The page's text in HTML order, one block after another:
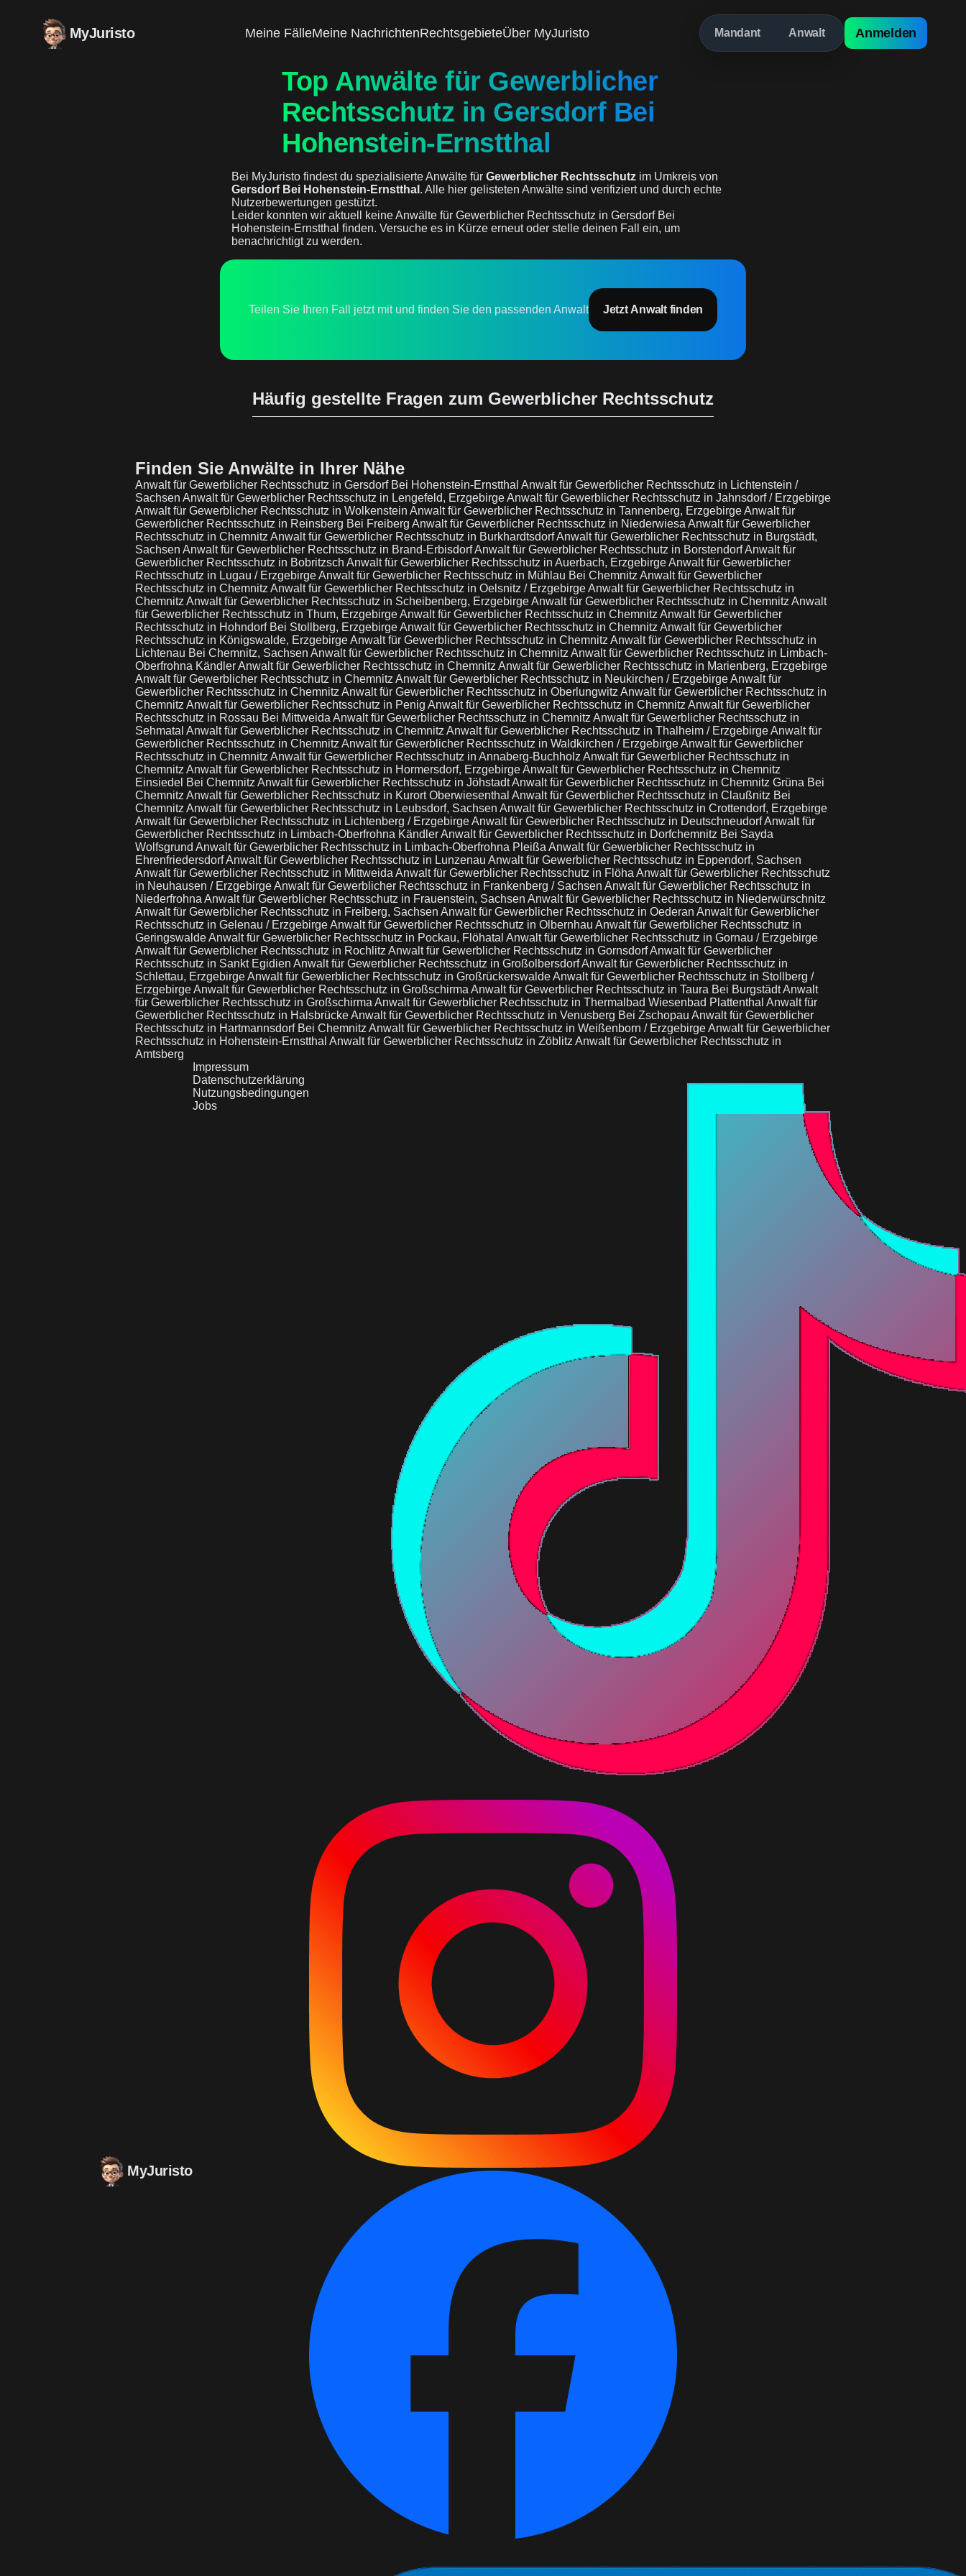
MyJuristo Meine FälleMeine NachrichtenRechtsgebieteÜber MyJuristo Mandant Anwalt Anmelden
Top Anwälte für Gewerblicher
Rechtsschutz in Gersdorf Bei
Hohenstein-Ernstthal
Bei MyJuristo findest du spezialisierte Anwälte für Gewerblicher Rechtsschutz im Umkreis von
Gersdorf Bei Hohenstein-Ernstthal . Alle hier gelisteten Anwälte sind verifiziert und durch echte
Nutzerbewertungen gestützt.
Leider konnten wir aktuell keine Anwälte für Gewerblicher Rechtsschutz in Gersdorf Bei
Hohenstein-Ernstthal finden. Versuche es in Kürze erneut oder stelle deinen Fall ein, um
benachrichtigt zu werden.
Teilen Sie Ihren Fall jetzt mit und finden Sie den passenden Anwalt Jetzt Anwalt finden
Häufig gestellte Fragen zum Gewerblicher Rechtsschutz
Finden Sie Anwälte in Ihrer Nähe
Anwalt für Gewerblicher Rechtsschutz in Gersdorf Bei Hohenstein-Ernstthal Anwalt für Gewerblicher Rechtsschutz in Lichtenstein /
Sachsen Anwalt für Gewerblicher Rechtsschutz in Lengefeld, ErzgebirgeAnwalt für Gewerblicher Rechtsschutz in Jahnsdorf / Erzgebirge
Anwalt für Gewerblicher Rechtsschutz in Wolkenstein Anwalt für Gewerblicher Rechtsschutz in Tannenberg, ErzgebirgeAnwalt für
Gewerblicher Rechtsschutz in Reinsberg Bei Freiberg Anwalt für Gewerblicher Rechtsschutz in Niederwiesa Anwalt für Gewerblicher
Rechtsschutz in Chemnitz Anwalt für Gewerblicher Rechtsschutz in BurkhardtsdorfAnwalt für Gewerblicher Rechtsschutz in Burgstädt,
Sachsen Anwalt für Gewerblicher Rechtsschutz in Brand-ErbisdorfAnwalt für Gewerblicher Rechtsschutz in BorstendorfAnwalt für
Gewerblicher Rechtsschutz in Bobritzsch Anwalt für Gewerblicher Rechtsschutz in Auerbach, ErzgebirgeAnwalt für Gewerblicher
Rechtsschutz in Lugau / ErzgebirgeAnwalt für Gewerblicher Rechtsschutz in Mühlau Bei Chemnitz Anwalt für Gewerblicher
Rechtsschutz in Chemnitz Anwalt für Gewerblicher Rechtsschutz in Oelsnitz / ErzgebirgeAnwalt für Gewerblicher Rechtsschutz in
Chemnitz Anwalt für Gewerblicher Rechtsschutz in Scheibenberg, ErzgebirgeAnwalt für Gewerblicher Rechtsschutz in Chemnitz Anwalt
für Gewerblicher Rechtsschutz in Thum, ErzgebirgeAnwalt für Gewerblicher Rechtsschutz in Chemnitz Anwalt für Gewerblicher
Rechtsschutz in Hohndorf Bei Stollberg, ErzgebirgeAnwalt für Gewerblicher Rechtsschutz in Chemnitz Anwalt für Gewerblicher
Rechtsschutz in Königswalde, ErzgebirgeAnwalt für Gewerblicher Rechtsschutz in Chemnitz Anwalt für Gewerblicher Rechtsschutz in
Lichtenau Bei Chemnitz, Sachsen Anwalt für Gewerblicher Rechtsschutz in Chemnitz Anwalt für Gewerblicher Rechtsschutz in Limbach-
Oberfrohna KändlerAnwalt für Gewerblicher Rechtsschutz in Chemnitz Anwalt für Gewerblicher Rechtsschutz in Marienberg, Erzgebirge
Anwalt für Gewerblicher Rechtsschutz in Chemnitz Anwalt für Gewerblicher Rechtsschutz in Neukirchen / ErzgebirgeAnwalt für
Gewerblicher Rechtsschutz in Chemnitz Anwalt für Gewerblicher Rechtsschutz in Oberlungwitz Anwalt für Gewerblicher Rechtsschutz in
Chemnitz Anwalt für Gewerblicher Rechtsschutz in Penig Anwalt für Gewerblicher Rechtsschutz in Chemnitz Anwalt für Gewerblicher
Rechtsschutz in Rossau Bei Mittweida Anwalt für Gewerblicher Rechtsschutz in Chemnitz Anwalt für Gewerblicher Rechtsschutz in
Sehmatal Anwalt für Gewerblicher Rechtsschutz in Chemnitz Anwalt für Gewerblicher Rechtsschutz in Thalheim / ErzgebirgeAnwalt für
Gewerblicher Rechtsschutz in Chemnitz Anwalt für Gewerblicher Rechtsschutz in Waldkirchen / ErzgebirgeAnwalt für Gewerblicher
Rechtsschutz in Chemnitz Anwalt für Gewerblicher Rechtsschutz in Annaberg-Buchholz Anwalt für Gewerblicher Rechtsschutz in
Chemnitz Anwalt für Gewerblicher Rechtsschutz in Hormersdorf, ErzgebirgeAnwalt für Gewerblicher Rechtsschutz in Chemnitz
Einsiedel Bei Chemnitz Anwalt für Gewerblicher Rechtsschutz in JöhstadtAnwalt für Gewerblicher Rechtsschutz in Chemnitz Grüna Bei
Chemnitz Anwalt für Gewerblicher Rechtsschutz in Kurort Oberwiesenthal Anwalt für Gewerblicher Rechtsschutz in Claußnitz Bei
Chemnitz Anwalt für Gewerblicher Rechtsschutz in Leubsdorf, Sachsen Anwalt für Gewerblicher Rechtsschutz in Crottendorf, Erzgebirge
Anwalt für Gewerblicher Rechtsschutz in Lichtenberg / ErzgebirgeAnwalt für Gewerblicher Rechtsschutz in DeutschneudorfAnwalt für
Gewerblicher Rechtsschutz in Limbach-Oberfrohna KändlerAnwalt für Gewerblicher Rechtsschutz in Dorfchemnitz Bei Sayda
Wolfsgrund Anwalt für Gewerblicher Rechtsschutz in Limbach-Oberfrohna Pleißa Anwalt für Gewerblicher Rechtsschutz in
EhrenfriedersdorfAnwalt für Gewerblicher Rechtsschutz in Lunzenau Anwalt für Gewerblicher Rechtsschutz in Eppendorf, Sachsen
Anwalt für Gewerblicher Rechtsschutz in Mittweida Anwalt für Gewerblicher Rechtsschutz in Flöha Anwalt für Gewerblicher Rechtsschutz
in Neuhausen / ErzgebirgeAnwalt für Gewerblicher Rechtsschutz in Frankenberg / Sachsen Anwalt für Gewerblicher Rechtsschutz in
Niederfrohna Anwalt für Gewerblicher Rechtsschutz in Frauenstein, Sachsen Anwalt für Gewerblicher Rechtsschutz in Niederwürschnitz
Anwalt für Gewerblicher Rechtsschutz in Freiberg, Sachsen Anwalt für Gewerblicher Rechtsschutz in Oederan Anwalt für Gewerblicher
Rechtsschutz in Gelenau / ErzgebirgeAnwalt für Gewerblicher Rechtsschutz in Olbernhau Anwalt für Gewerblicher Rechtsschutz in
GeringswaldeAnwalt für Gewerblicher Rechtsschutz in Pockau, Flöhatal Anwalt für Gewerblicher Rechtsschutz in Gornau / Erzgebirge
Anwalt für Gewerblicher Rechtsschutz in Rochlitz Anwalt für Gewerblicher Rechtsschutz in GornsdorfAnwalt für Gewerblicher
Rechtsschutz in Sankt Egidien Anwalt für Gewerblicher Rechtsschutz in GroßolbersdorfAnwalt für Gewerblicher Rechtsschutz in
Schlettau, ErzgebirgeAnwalt für Gewerblicher Rechtsschutz in GroßrückerswaldeAnwalt für Gewerblicher Rechtsschutz in Stollberg /
ErzgebirgeAnwalt für Gewerblicher Rechtsschutz in Großschirma Anwalt für Gewerblicher Rechtsschutz in Taura Bei BurgstädtAnwalt
für Gewerblicher Rechtsschutz in Großschirma Anwalt für Gewerblicher Rechtsschutz in Thermalbad Wiesenbad Plattenthal Anwalt für
Gewerblicher Rechtsschutz in HalsbrückeAnwalt für Gewerblicher Rechtsschutz in Venusberg Bei Zschopau Anwalt für Gewerblicher
Rechtsschutz in Hartmannsdorf Bei Chemnitz Anwalt für Gewerblicher Rechtsschutz in Weißenborn / ErzgebirgeAnwalt für Gewerblicher
Rechtsschutz in Hohenstein-Ernstthal Anwalt für Gewerblicher Rechtsschutz in Zöblitz Anwalt für Gewerblicher Rechtsschutz in
Amtsberg
MyJuristo
Impressum
Datenschutzerklärung
Nutzungsbedingungen
Jobs